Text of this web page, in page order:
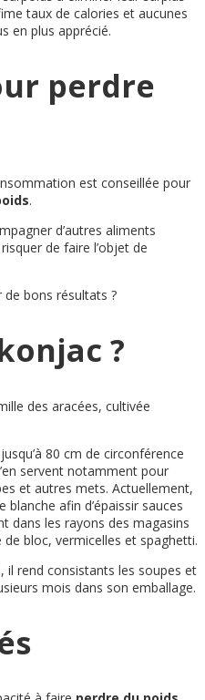
taux de calories et aucunes
en plus apprécié.
perdre
est conseillée pour
.
d’autres aliments
de faire l’objet de
de bons résultats ?
?
des aracées, cultivée
80 cm de circonférence
servent notamment pour
et autres mets. Actuellement,
afin d’épaissir sauces
dans les rayons des magasins
bloc, vermicelles et spaghetti.
il rend consistants les soupes et
mois dans son emballage.